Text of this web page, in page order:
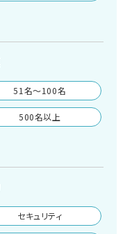
51名〜100名
500名以上
セキュリティ